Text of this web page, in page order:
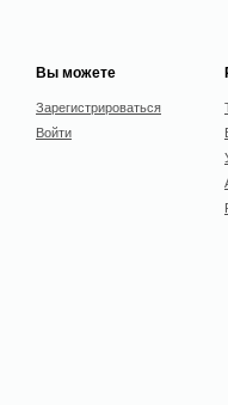
Вы можете
Зарегистрироваться
Войти